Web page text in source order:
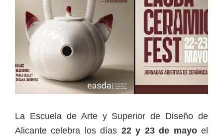
La Escuela de Arte y Superior de Diseño de
Alicante celebra los días 22 y 23 de mayoel